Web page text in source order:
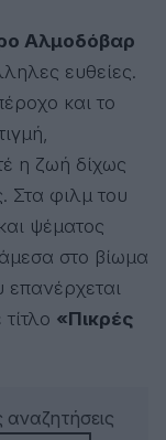
Αλμοδόβαρ
ευθείες.
και το
η ζωή δίχως
Στα φιλμ του
ψέματος
στο βίωμα
επανέρχεται
«Πικρές